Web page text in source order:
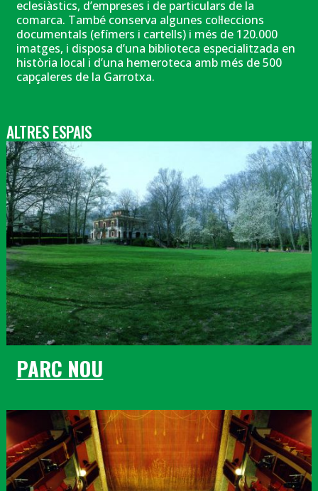
eclesiàstics, d’empreses i de particulars de la
comarca. També conserva algunes col·leccions
documentals (efímers i cartells) i més de 120.000
imatges, i disposa d’una biblioteca especialitzada en
història local i d’una hemeroteca amb més de 500
capçaleres de la Garrotxa.
ALTRES ESPAIS
PARC NOU